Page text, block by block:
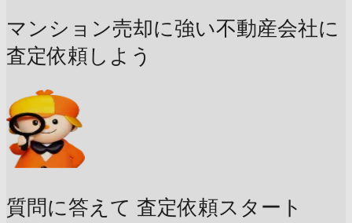
マンション売却に強い不動産会社に
査定依頼しよう
質問に答えて 査定依頼スタート